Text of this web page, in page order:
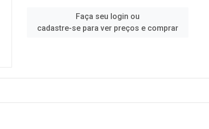
Faça seu login ou
cadastre-se para ver preços e comprar